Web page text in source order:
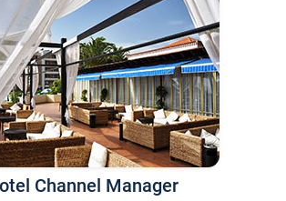
Channel Manager